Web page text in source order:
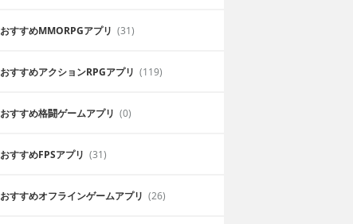
おすすめ MMORPGアプリ (31)
おすすめアクションRPGアプリ (119)
おすすめ格闘ゲームアプリ (0)
おすすめFPSアプリ (31)
おすすめオフラインゲームアプリ (26)